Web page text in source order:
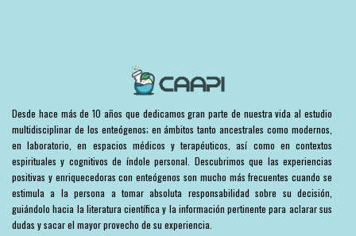
Desde hace más de 10 años que dedicamos gran parte de nuestra vida al estudio
multidisciplinar de los enteógenos; en ámbitos tanto ancestrales como modernos,
en laboratorio, en espacios médicos y terapéuticos, así como en contextos
espirituales y cognitivos de índole personal. Descubrimos que las experiencias
positivas y enriquecedoras con enteógenos son mucho más frecuentes cuando se
estimula a la persona a tomar absoluta responsabilidad sobre su decisión,
guiándolo hacia la literatura científica y la información pertinente para aclarar sus
dudas y sacar el mayor provecho de su experiencia.